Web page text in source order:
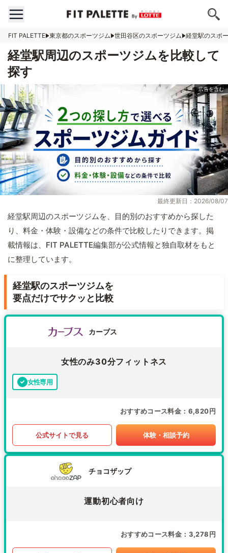
FIT PALETTE 東京都のスポーツジム 世田谷区のスポーツジム 経堂駅のスポ
経堂駅周辺のスポーツジムを比較して
探す
最終更新日：2026/08/07
経堂駅周辺のスポーツジムを、目的別のおすすめから探した
り、料金・体験・設備などの条件で比較したりできます。掲
載情報は、FIT PALETTE編集部が公式情報と独自取材をもと
に整理しています。
経堂駅のスポーツジムを
要点だけでサクッと比較
カーブス
女性のみ30分フィットネス
女性専用
おすすめコース料金 6,820円
公式サイトで見る 体験・相談予約
チョコザップ
運動初心者向け
おすすめコース料金 3,278円